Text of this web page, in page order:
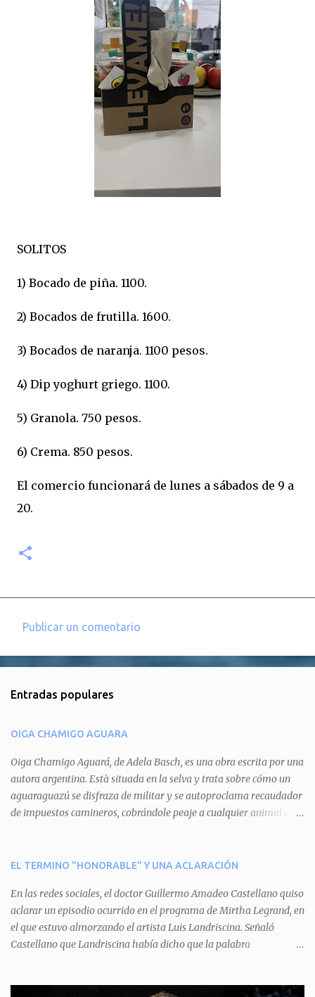
SOLITOS
1) Bocado de piña. 1100.
2) Bocados de frutilla. 1600.
3) Bocados de naranja. 1100 pesos.
4) Dip yoghurt griego. 1100.
5) Granola. 750 pesos.
6) Crema. 850 pesos.
El comercio funcionará de lunes a sábados de 9 a
20.
e
t
a
r
i
o
Publicar un comentario
Entradas populares
OIGA CHAMIGO AGUARA
Oiga Chamigo Aguará, de Adela Basch, es una obra escrita por una
autora argentina. Està situada en la selva y trata sobre cómo un
aguaraguazú se disfraza de militar y se autoproclama recaudador
de impuestos camineros, cobrándole peaje a cualquier animal que
aguará le provoca. De igual manera pasa con Tatú, el armadillo.
del aguará y pasa sin pagar. Por último, Tui, la cotorra, deja
expuesta la mentira del aguará y arenga a los otros tres
personajes a unirse para enfrentarlo. Finalmente, terminan por
quitarle el disfraz de militar, y el aguará huye despavorido al verse
EL TERMINO "HONORABLE" Y UNA ACLARACIÓN
En las redes sociales, el doctor Guillermo Amadeo Castellano quiso
aclarar un episodio ocurrido en el programa de Mirtha Legrand, en
el que estuvo almorzando el artista Luis Landriscina. Señaló
Castellano que Landriscina había dicho que la palabra